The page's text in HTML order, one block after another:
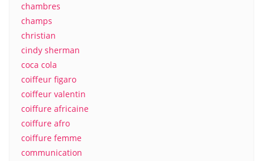
chambres
champs
christian
cindy sherman
coca cola
coiffeur figaro
coiffeur valentin
coiffure africaine
coiffure afro
coiffure femme
communication